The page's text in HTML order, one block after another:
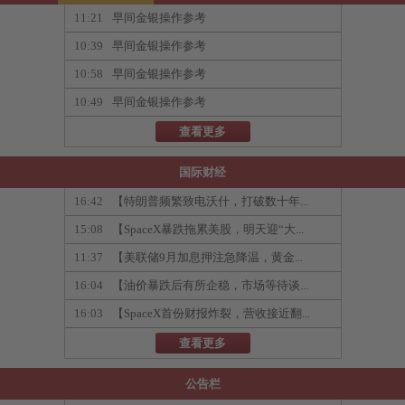
11:21 早间金银操作参考
10:39 早间金银操作参考
10:58 早间金银操作参考
10:49 早间金银操作参考
查看更多
国际财经
16:42 【特朗普频繁致电沃什，打破数十年...
15:08 【SpaceX暴跌拖累美股，明天迎“大...
11:37 【美联储9月加息押注急降温，黄金...
16:04 【油价暴跌后有所企稳，市场等待谈...
16:03 【SpaceX首份财报炸裂，营收接近翻...
查看更多
公告栏